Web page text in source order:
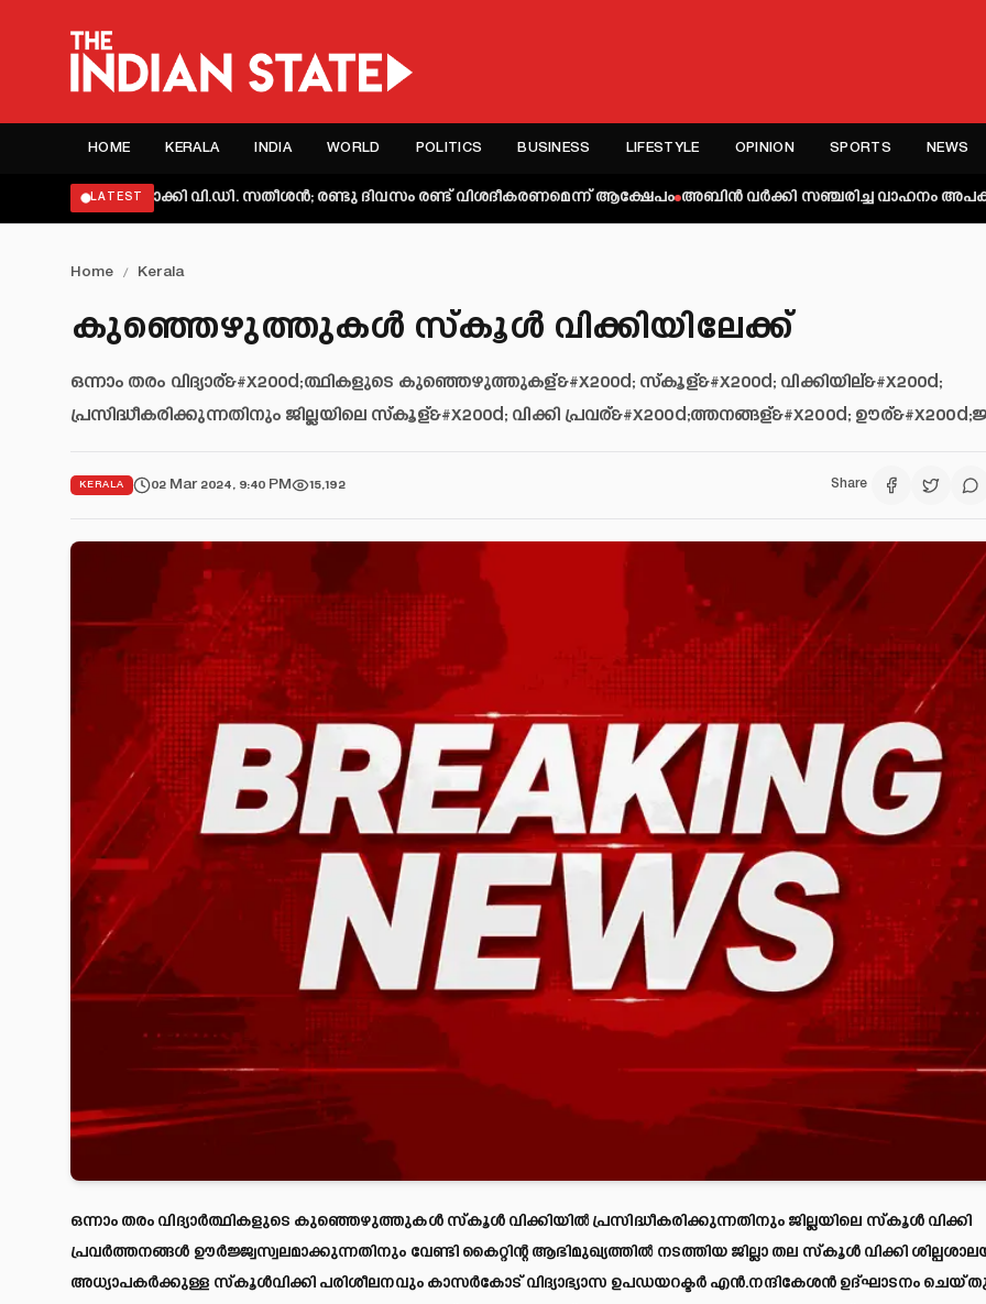
HOME KERALA INDIA WORLD POLITICS BUSINESS LIFESTYLE OPINION SPORTS NEWS
LATEST
വി.ഡി. സതീശൻ; രണ്ടു ദിവസം രണ്ട് വിശദീകരണമെന്ന് ആക്ഷേപം അബിന്‍ വര്‍ക്കി സഞ്ചരിച്ച വാഹനം
Home / Kerala
കുഞ്ഞെഴുത്തുകള്‍ സ്‌കൂള്‍ വിക്കിയിലേക്ക്
ഒന്നാം തരം വിദ്യാര്&#x200d;ത്ഥികളുടെ കുഞ്ഞെഴുത്തുകള്&#x200d; സ്‌കൂള്&#x200d; വിക്കിയില്&#x200d;
പ്രസിദ്ധീകരിക്കുന്നതിനും ജില്ലയിലെ സ്‌കൂള്&#x200d; വിക്കി പ്രവര്&#x200d;ത്തനങ്ങള്&#x200d;
KERALA 02 Mar 2024, 9:40 PM 15,192 Share
ഒന്നാം തരം വിദ്യാര്‍ത്ഥികളുടെ കുഞ്ഞെഴുത്തുകള്‍ സ്‌കൂള്‍ വിക്കിയില്‍ പ്രസിദ്ധീകരിക്കുന്നതിനും ജില്ലയിലെ സ്‌കൂള്‍ വിക്കി
പ്രവര്‍ത്തനങ്ങള്‍ ഊര്‍ജ്ജ്വസ്വലമാക്കുന്നതിനും വേണ്ടി കൈറ്റിന്റ ആഭിമുഖ്യത്തില്‍ നടത്തിയ ജില്ലാ തല സ്‌കൂള്‍ വിക്കി
അധ്യാപകര്‍ക്കുള്ള സ്‌കൂള്‍വിക്കി പരിശീലനവും കാസര്‍കോട് വിദ്യാഭ്യാസ ഉപഡയറക്ടര്‍ എന്‍.നന്ദികേശന്‍ ഉദ്ഘാടനം